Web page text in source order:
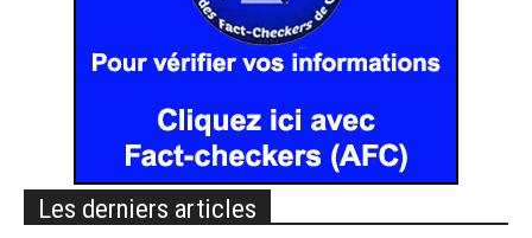
Les derniers articles